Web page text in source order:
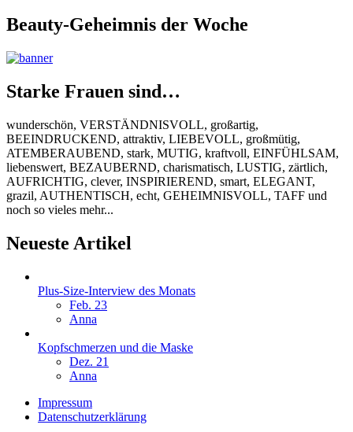
Beauty-Geheimnis der Woche
Starke Frauen sind…
wunderschön, VERSTÄNDNISVOLL, großartig,
BEEINDRUCKEND, attraktiv, LIEBEVOLL, großmütig,
ATEMBERAUBEND, stark, MUTIG, kraftvoll, EINFÜHLSAM,
liebenswert, BEZAUBERND, charismatisch, LUSTIG, zärtlich,
AUFRICHTIG, clever, INSPIRIEREND, smart, ELEGANT,
grazil, AUTHENTISCH, echt, GEHEIMNISVOLL, TAFF und
noch so vieles mehr...
Neueste Artikel
Plus-Size-Interview des Monats
Feb. 23
Anna
Kopfschmerzen und die Maske
Dez. 21
Anna
Impressum
Datenschutzerklärung